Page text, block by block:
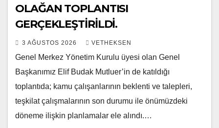
OLAĞAN TOPLANTISI
GERÇEKLEŞTİRİLDİ.
3 AĞUSTOS 2026 VETHEKSEN
Genel Merkez Yönetim Kurulu üyesi olan Genel
Başkanımız Elif Budak Mutluer’in de katıldığı
toplantıda; kamu çalışanlarının beklenti ve talepleri,
teşkilat çalışmalarının son durumu ile önümüzdeki
döneme ilişkin planlamalar ele alındı.…